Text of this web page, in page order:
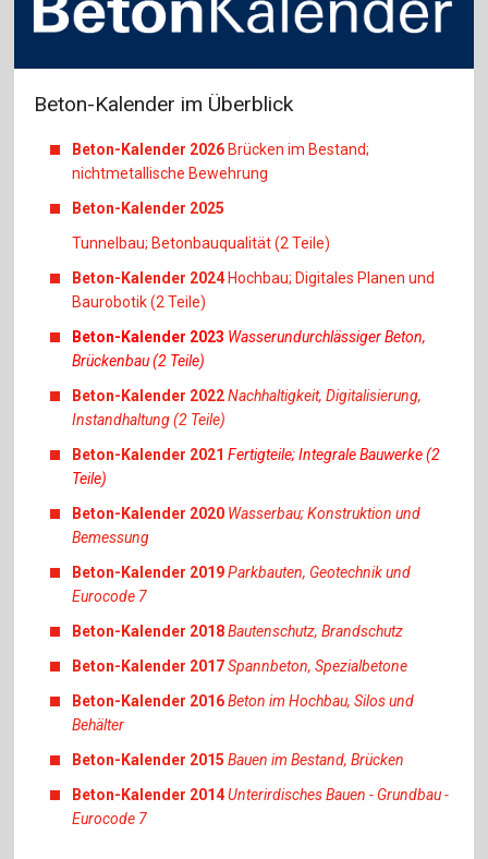
Beton-Kalender im Überblick
Beton-Kalender 2026 Brücken im Bestand;
nichtmetallische Bewehrung
Beton-Kalender 2025
Tunnelbau; Betonbauqualität (2 Teile)
Beton-Kalender 2024 Hochbau; Digitales Planen und
Baurobotik (2 Teile)
Beton-Kalender 2023 Wasserundurchlässiger Beton,
Brückenbau (2 Teile)
Beton-Kalender 2022Nachhaltigkeit, Digitalisierung,
Instandhaltung (2 Teile)
Beton-Kalender 2021Fertigteile; Integrale Bauwerke (2
Teile)
Beton-Kalender 2020 Wasserbau; Konstruktion und
Bemessung
Beton-Kalender 2019Parkbauten, Geotechnik und
Eurocode 7
Beton-Kalender 2018Bautenschutz, Brandschutz
Beton-Kalender 2017Spannbeton, Spezialbetone
Beton-Kalender 2016Beton im Hochbau, Silos und
Behälter
Beton-Kalender 2015Bauen im Bestand, Brücken
Beton-Kalender 2014Unterirdisches Bauen - Grundbau -
Eurocode 7